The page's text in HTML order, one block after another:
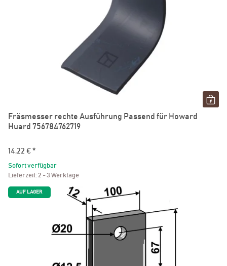
Fräsmesser rechte Ausführung Passend für Howard
Huard 756784762719
14,22 € *
Sofort verfügbar
Lieferzeit: 2 - 3 Werktage
AUF LAGER